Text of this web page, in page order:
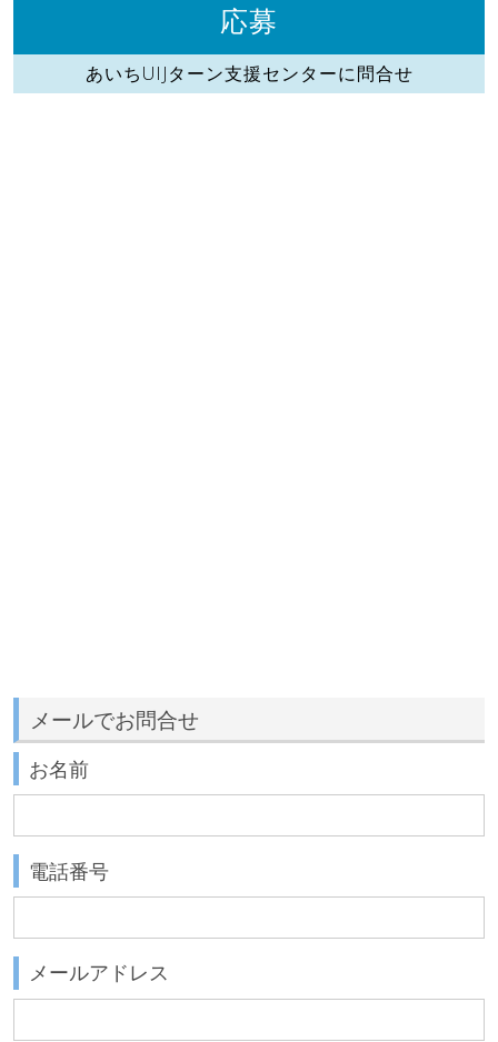
応募
あいちUIJターン支援センターに問合せ
メールでお問合せ
お名前
電話番号
メールアドレス